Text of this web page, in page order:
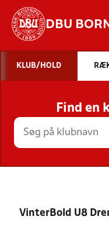
DBU
STILLINGER,
KLUB/HOLD
Find en
VinterBold U8